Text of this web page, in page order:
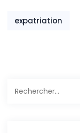
expatriation